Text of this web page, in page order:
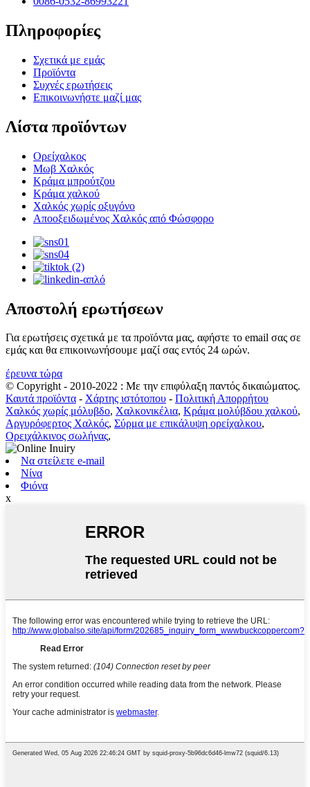
Πληροφορίες
Σχετικά με εμάς
Προϊόντα
Συχνές ερωτήσεις
Επικοινωνήστε μαζί μας
Λίστα προϊόντων
Ορείχαλκος
Μωβ Χαλκός
Κράμα μπρούτζου
Κράμα χαλκού
Χαλκός χωρίς οξυγόνο
Αποοξειδωμένος Χαλκός από Φώσφορο
Αποστολή ερωτήσεων
Για ερωτήσεις σχετικά με τα προϊόντα μας, αφήστε το email σας σε
εμάς και θα επικοινωνήσουμε μαζί σας εντός 24 ωρών.
έρευνα τώρα
© Copyright - 2010-2022 : Με την επιφύλαξη παντός δικαιώματος.
Καυτά προϊόντα - Χάρτης ιστότοπου - Πολιτική Απορρήτου
Χαλκός χωρίς μόλυβδο, Χαλκονικέλια, Κράμα μολύβδου χαλκού,
Αργυρόφερτος Χαλκός, Σύρμα με επικάλυψη ορείχαλκου,
Ορειχάλκινος σωλήνας,
Να στείλετε e-mail
Νίνα
Φιόνα
x